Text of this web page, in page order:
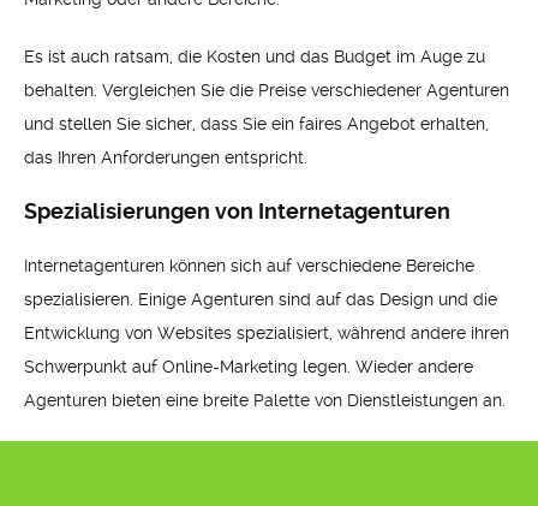
Es ist auch ratsam, die Kosten und das Budget im Auge zu
behalten. Vergleichen Sie die Preise verschiedener Agenturen
und stellen Sie sicher, dass Sie ein faires Angebot erhalten,
das Ihren Anforderungen entspricht.
Spezialisierungen von Internetagenturen
Internetagenturen können sich auf verschiedene Bereiche
spezialisieren. Einige Agenturen sind auf das Design und die
Entwicklung von Websites spezialisiert, während andere ihren
Schwerpunkt auf Online-Marketing legen. Wieder andere
Agenturen bieten eine breite Palette von Dienstleistungen an.